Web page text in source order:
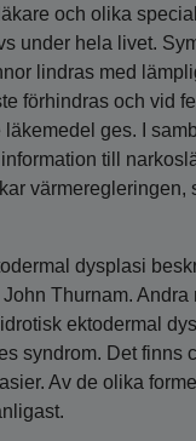
och olika
under hela livet.
lindras med
förhindras och vid
ges. I
till
värmeregleringen,
dysplasi
Thurnam. Andra
ektodermal
syndrom. Det finns
Av de olika